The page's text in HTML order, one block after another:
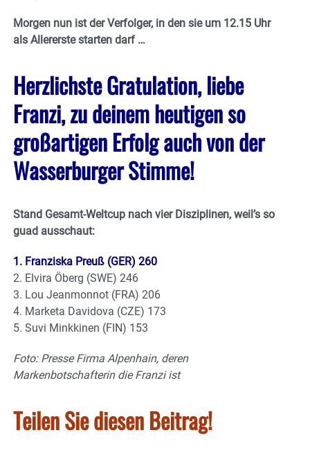
Morgen nun ist der Verfolger, in den sie um 12.15 Uhr
als Allererste starten darf …
Herzlichste Gratulation, liebe
Franzi, zu deinem heutigen so
großartigen Erfolg auch von der
Wasserburger Stimme!
Stand Gesamt-Weltcup nach vier Disziplinen, weil’s so
guad ausschaut:
1. Franziska Preuß (GER) 260
2. Elvira Öberg (SWE) 246
3. Lou Jeanmonnot (FRA) 206
4. Marketa Davidova (CZE) 173
5. Suvi Minkkinen (FIN) 153
Foto: Presse Firma Alpenhain, deren
Markenbotschafterin die Franzi ist
Teilen Sie diesen Beitrag!